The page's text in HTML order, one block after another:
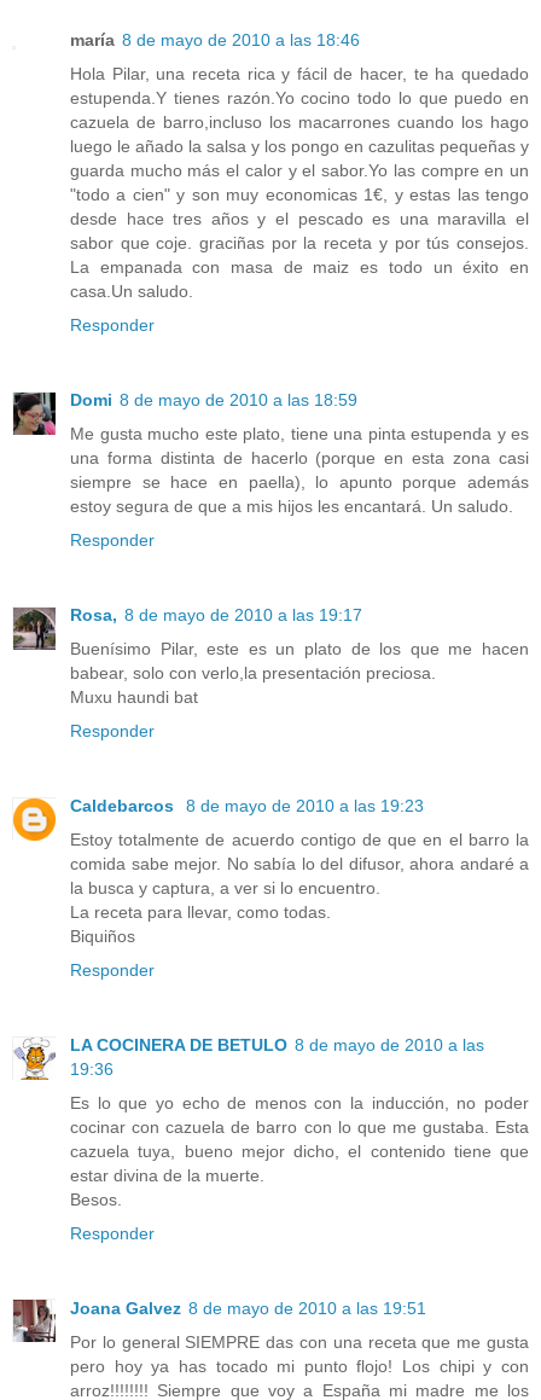
maría 8 de mayo de 2010 a las 18:46
Hola Pilar, una receta rica y fácil de hacer, te ha quedado
estupenda.Y tienes razón.Yo cocino todo lo que puedo en
cazuela de barro,incluso los macarrones cuando los hago
luego le añado la salsa y los pongo en cazulitas pequeñas y
guarda mucho más el calor y el sabor.Yo las compre en un
"todo a cien" y son muy economicas 1€, y estas las tengo
desde hace tres años y el pescado es una maravilla el
sabor que coje. graciñas por la receta y por tús consejos.
La empanada con masa de maiz es todo un éxito en
casa.Un saludo.
Responder
Domi 8 de mayo de 2010 a las 18:59
Me gusta mucho este plato, tiene una pinta estupenda y es
una forma distinta de hacerlo (porque en esta zona casi
siempre se hace en paella), lo apunto porque además
estoy segura de que a mis hijos les encantará. Un saludo.
Responder
Rosa, 8 de mayo de 2010 a las 19:17
Buenísimo Pilar, este es un plato de los que me hacen
babear, solo con verlo,la presentación preciosa.
Muxu haundi bat
Responder
Caldebarcos
8 de mayo de 2010 a las 19:23
Estoy totalmente de acuerdo contigo de que en el barro la
comida sabe mejor. No sabía lo del difusor, ahora andaré a
la busca y captura, a ver si lo encuentro.
La receta para llevar, como todas.
Biquiños
Responder
LA COCINERA DE BETULO 8 de mayo de 2010 a las
19:36
Es lo que yo echo de menos con la inducción, no poder
cocinar con cazuela de barro con lo que me gustaba. Esta
cazuela tuya, bueno mejor dicho, el contenido tiene que
estar divina de la muerte.
Besos.
Responder
Joana Galvez 8 de mayo de 2010 a las 19:51
Por lo general SIEMPRE das con una receta que me gusta
pero hoy ya has tocado mi punto flojo! Los chipi y con
arroz!!!!!!!! Siempre que voy a España mi madre me los